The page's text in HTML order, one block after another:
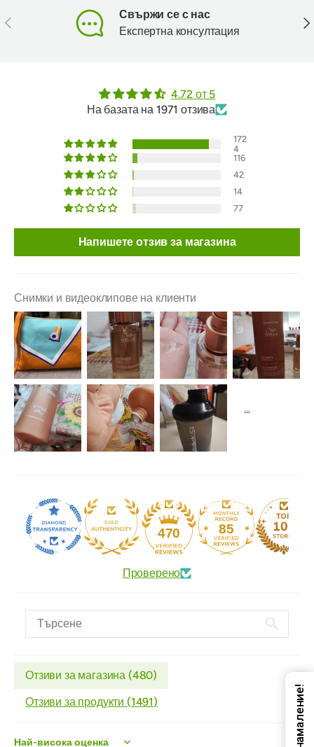
Предишен
Свържи се с нас
Експертна консултация
4.72 от 5
На базата на 1971 отзива
172
4
116
42
14
77
Напишете отзив за магазина
Снимки и видеоклипове на клиенти
470 85
Проверено
Отзиви за магазина (480)
Отзиви за продукти (1491)